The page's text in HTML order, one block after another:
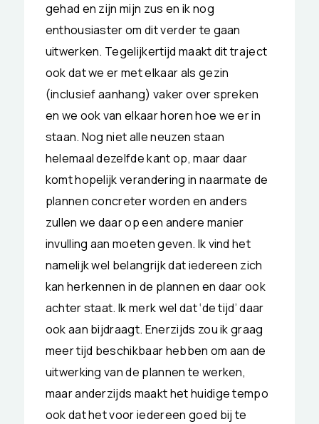
gehad en zijn mijn zus en ik nog
enthousiaster om dit verder te gaan
uitwerken. Tegelijkertijd maakt dit traject
ook dat we er met elkaar als gezin
(inclusief aanhang) vaker over spreken
en we ook van elkaar horen hoe we er in
staan. Nog niet alle neuzen staan
helemaal dezelfde kant op, maar daar
komt hopelijk verandering in naarmate de
plannen concreter worden en anders
zullen we daar op een andere manier
invulling aan moeten geven. Ik vind het
namelijk wel belangrijk dat iedereen zich
kan herkennen in de plannen en daar ook
achter staat. Ik merk wel dat ‘de tijd’ daar
ook aan bijdraagt. Enerzijds zou ik graag
meer tijd beschikbaar hebben om aan de
uitwerking van de plannen te werken,
maar anderzijds maakt het huidige tempo
ook dat het voor iedereen goed bij te